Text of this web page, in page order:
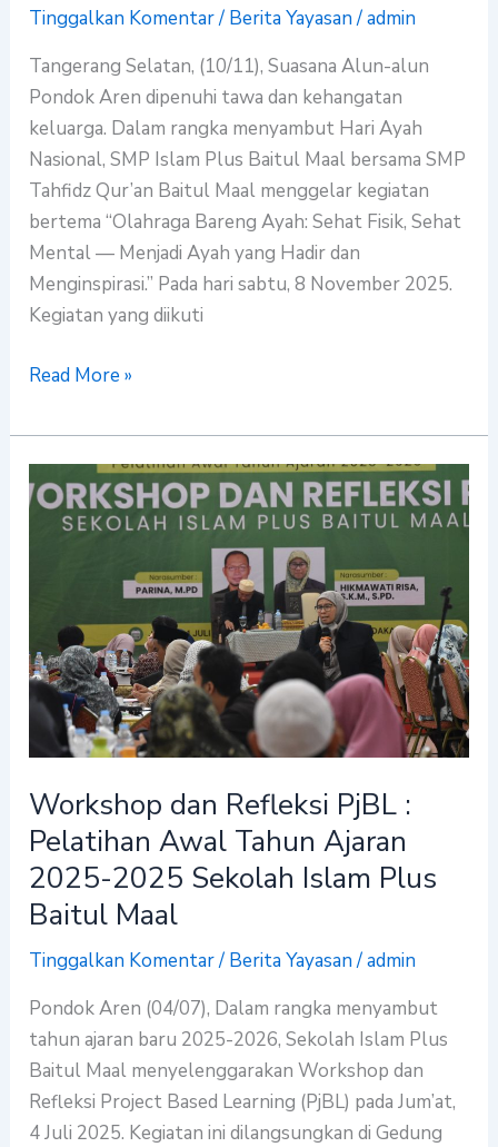
Tinggalkan Komentar/ Berita Yayasan/admin
Tangerang Selatan, (10/11), Suasana Alun-alun
Pondok Aren dipenuhi tawa dan kehangatan
keluarga. Dalam rangka menyambut Hari Ayah
Nasional, SMP Islam Plus Baitul Maal bersama SMP
Tahfidz Qur’an Baitul Maal menggelar kegiatan
bertema “Olahraga Bareng Ayah: Sehat Fisik, Sehat
Mental — Menjadi Ayah yang Hadir dan
Menginspirasi.” Pada hari sabtu, 8 November 2025.
Kegiatan yang diikuti
Cinta
Makna
Read More »
Workshop dan Refleksi PjBL :
Pelatihan Awal Tahun Ajaran
2025-2025 Sekolah Islam Plus
Baitul Maal
Tinggalkan Komentar/ Berita Yayasan/admin
Pondok Aren (04/07), Dalam rangka menyambut
tahun ajaran baru 2025-2026, Sekolah Islam Plus
Baitul Maal menyelenggarakan Workshop dan
Refleksi Project Based Learning (PjBL) pada Jum’at,
4 Juli 2025. Kegiatan ini dilangsungkan di Gedung
Workshop
dan
Refleksi
Pelatihan
Awal
Tahun
Ajaran
2025-
2025
Sekolah
Islam
Plus
Baitul